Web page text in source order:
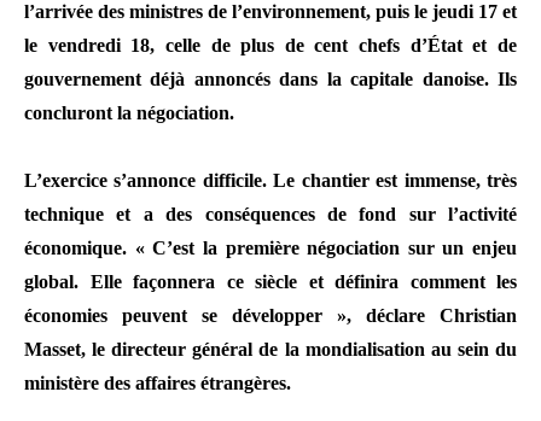
l’arrivée des ministres de l’environnement, puis le jeudi 17 et
le vendredi 18, celle de plus de cent chefs d’État et de
gouvernement déjà annoncés dans la capitale danoise. Ils
concluront la négociation.
L’exercice s’annonce difficile. Le chantier est immense, très
technique et a des conséquences de fond sur l’activité
économique. « C’est la première négociation sur un enjeu
global. Elle façonnera ce siècle et définira comment les
économies peuvent se développer », déclare Christian
Masset, le directeur général de la mondialisation au sein du
ministère des affaires étrangères.